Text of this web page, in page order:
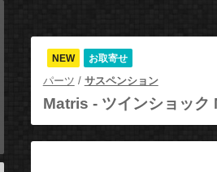
NEW お取寄せ
パーツ / サスペンション
Matris - ツインショック